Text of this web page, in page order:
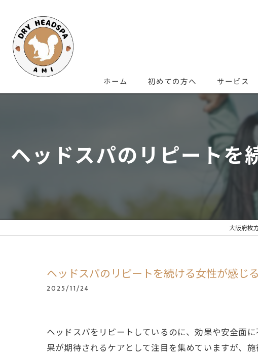
ホーム 初めての方へ サービス
ヘッドスパのリピートを
大阪府枚
ヘッドスパのリピートを続ける女性が感じ
2025/11/24
ヘッドスパをリピートしているのに、効果や安全面
果が期待されるケアとして注目を集めていますが、